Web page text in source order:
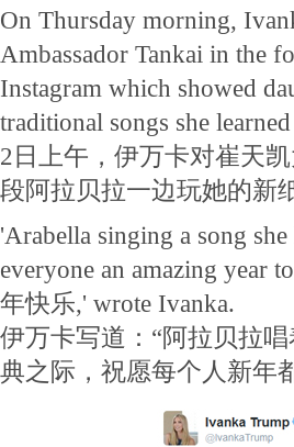
On Thursday morning,
Ambassador Tankai in the
Instagram which showed
traditional songs she
2日上午，伊万卡对崔天
段阿拉贝拉一边玩她的新
'Arabella singing a song
everyone an amazing year
年快乐,' wrote Ivanka.
伊万卡写道：“阿拉贝拉
典之际，祝愿每个人新年